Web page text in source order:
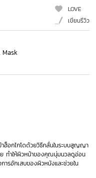
LOVE
เขียนรีวิว
ฮ็อกไกโดด้วยวิธีกลั่นในระบบสูญญา
ย ทำให้ผิวหน้าของคุณนุ่มนวลดูอ่อน
ารอักเสบของผิวหนังและช่วยใน